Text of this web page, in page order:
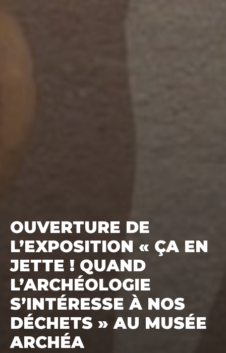
OUVERTURE DE
L’EXPOSITION « ÇA EN
JETTE ! QUAND
L’ARCHÉOLOGIE
S’INTÉRESSE À NOS
DÉCHETS » AU MUSÉE
ARCHÉA